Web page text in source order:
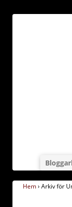
Hem› Arkiv för